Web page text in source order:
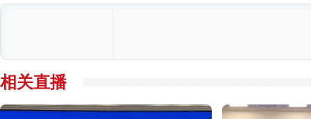
相关直播